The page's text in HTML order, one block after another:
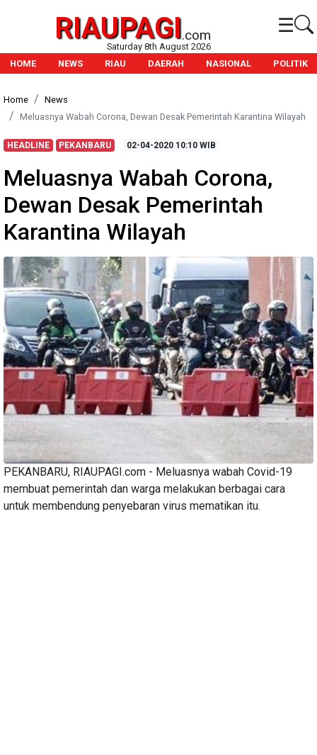
RIAUPAGI.com ☰
Saturday 8th August 2026
HOME
NEWS RIAU DAERAH NASIONAL POLITIK
Home
News
Meluasnya Wabah Corona, Dewan Desak Pemerintah Karantina Wilayah
HEADLINE PEKANBARU 02-04-202010:10 WIB
Meluasnya Wabah Corona,
Dewan Desak Pemerintah
Karantina Wilayah
PEKANBARU, RIAUPAGI.com - Meluasnya wabah Covid-19
membuat pemerintah dan warga melakukan berbagai cara
untuk membendung penyebaran virus mematikan itu.